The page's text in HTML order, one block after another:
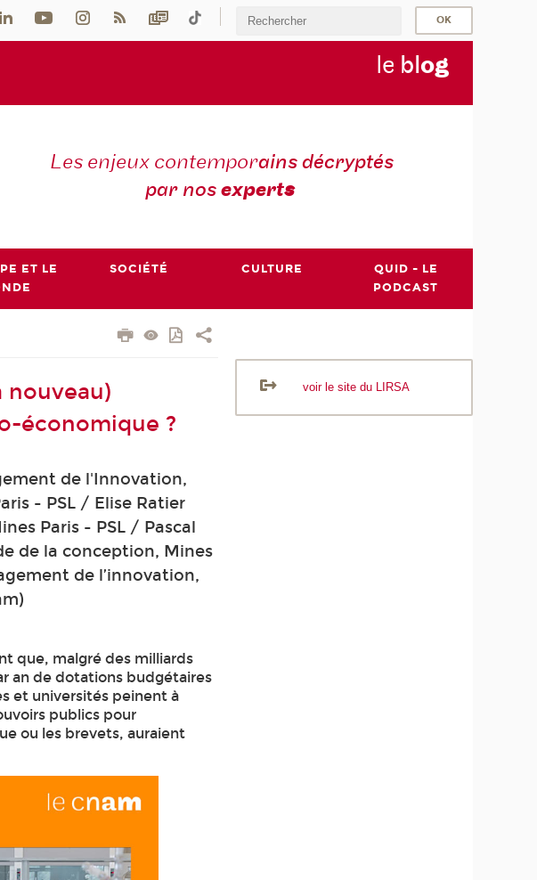
le blog
Les enjeux contemporains décryptés
par nosexperts
ET LE
SOCIÉTÉ CULTURE
QUID - LE
PODCAST
nouveau)
économique ?
de l'Innovation,
- PSL / Elise Ratier
Paris - PSL / Pascal
de la conception, Mines
de l’innovation,
que, malgré des milliards
an de dotations budgétaires
et universités peinent à
publics pour
ou les brevets, auraient
voir le site du LIRSA